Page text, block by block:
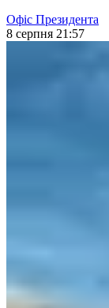
Офіс Президента
8 серпня 21:57